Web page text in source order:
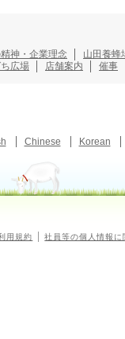
神・企業理念
山田養蜂
広場 店舗案内 催事
Chinese Korean
用規約 社員等の個人情報